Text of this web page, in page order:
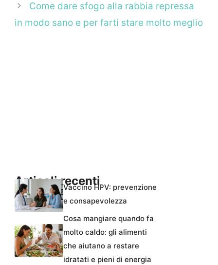
Come dare sfogo alla rabbia repressa
in modo sano e per farti stare molto meglio
Articoli recentiVaccino HPV: prevenzione
e consapevolezza
Cosa mangiare quando fa
molto caldo: gli alimenti
che aiutano a restare
idratati e pieni di energia